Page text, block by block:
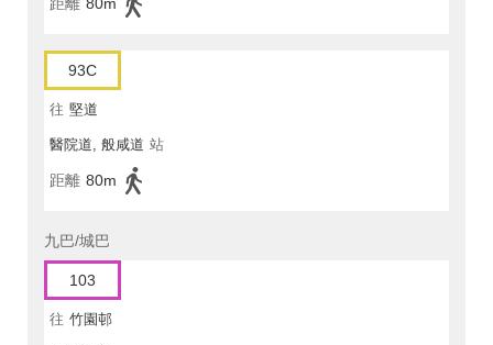
距離 80m
93C
往 堅道
醫院道, 般咸道 站
距離 80m
九巴/城巴
103
往 竹園邨